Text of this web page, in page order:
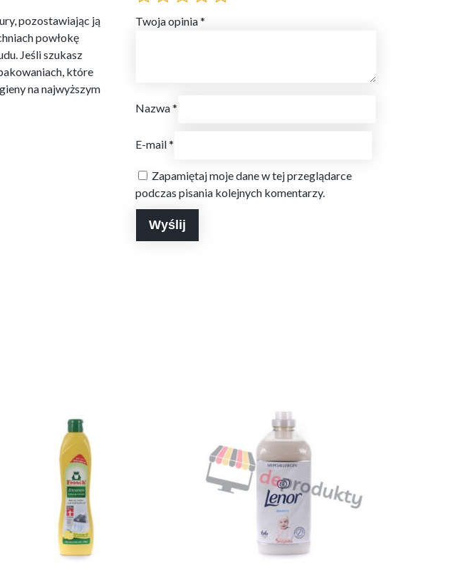
pozostawiając ją
powłokę
Jeśli szukasz
które
na najwyższym
Twoja opinia*
Nazwa*
E-mail*
Zapamiętaj moje dane w tej przeglądarce
podczas pisania kolejnych komentarzy.